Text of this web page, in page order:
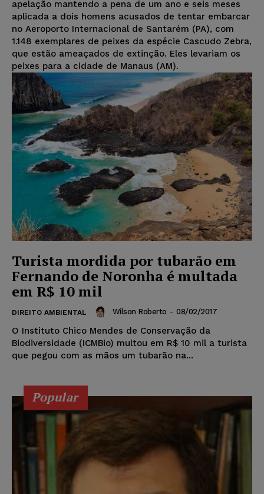
apelação mantendo a pena de um ano e seis meses
aplicada a dois homens acusados de tentar embarcar
no Aeroporto Internacional de Santarém (PA), com
1.148 exemplares de peixes da espécie Cascudo Zebra,
que estão ameaçados de extinção. Eles levariam os
peixes para a cidade de Manaus (AM).
Turista mordida por tubarão em
Fernando de Noronha é multada
em R$ 10 mil
DIREITO AMBIENTAL Wilson Roberto - 08/02/2017
O Instituto Chico Mendes de Conservação da
Biodiversidade (ICMBio) multou em R$ 10 mil a turista
que pegou com as mãos um tubarão na...
Popular